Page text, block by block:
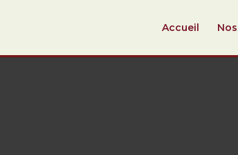
Accueil